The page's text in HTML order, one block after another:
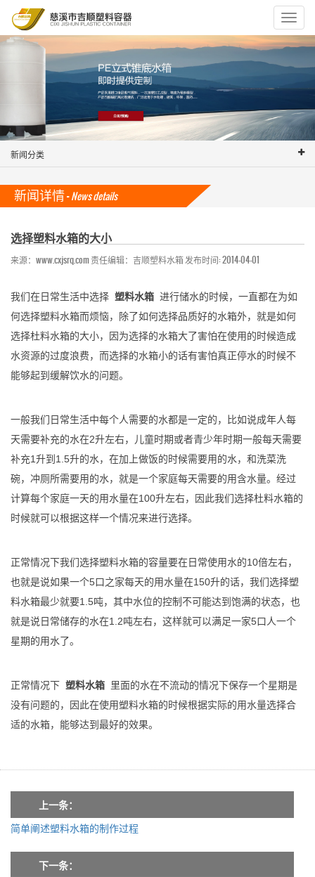
Toggle
新闻分类
新闻详情 -News details
选择塑料水箱的大小
来源：www.cxjsrq.com 责任编辑：吉顺塑料水箱 发布时间: 2014-04-01
我们在日常生活中选择 塑料水箱 进行储水的时候，一直都在为如
何选择塑料水箱而烦恼，除了如何选择品质好的水箱外，就是如何
选择杜料水箱的大小，因为选择的水箱大了害怕在使用的时候造成
水资源的过度浪费，而选择的水箱小的话有害怕真正停水的时候不
能够起到缓解饮水的问题。
一般我们日常生活中每个人需要的水都是一定的，比如说成年人每
天需要补充的水在2升左右，儿童时期或者青少年时期一般每天需要
补充1升到1.5升的水，在加上做饭的时候需要用的水，和洗菜洗
碗，冲厕所需要用的水，就是一个家庭每天需要的用含水量。经过
计算每个家庭一天的用水量在100升左右，因此我们选择杜料水箱的
时候就可以根据这样一个情况来进行选择。
正常情况下我们选择塑料水箱的容量要在日常使用水的10倍左右，
也就是说如果一个5口之家每天的用水量在150升的话，我们选择塑
料水箱最少就要1.5吨，其中水位的控制不可能达到饱满的状态，也
就是说日常储存的水在1.2吨左右，这样就可以满足一家5口人一个
星期的用水了。
正常情况下 塑料水箱 里面的水在不流动的情况下保存一个星期是
没有问题的，因此在使用塑料水箱的时候根据实际的用水量选择合
适的水箱，能够达到最好的效果。
上一条：
简单阐述塑料水箱的制作过程
下一条：